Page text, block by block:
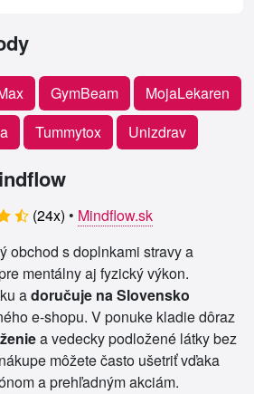
GymBeam
MojaLekaren
Tummytox Unizdrav
(24x) • Mindflow.sk
obchod s doplnkami stravy a
mentálny aj fyzický výkon.
adoručuje na Slovensko
e-shopu. V ponuke kladie dôraz
a vedecky podložené látky bez
môžete často ušetriť vďaka
a prehľadným akciám.